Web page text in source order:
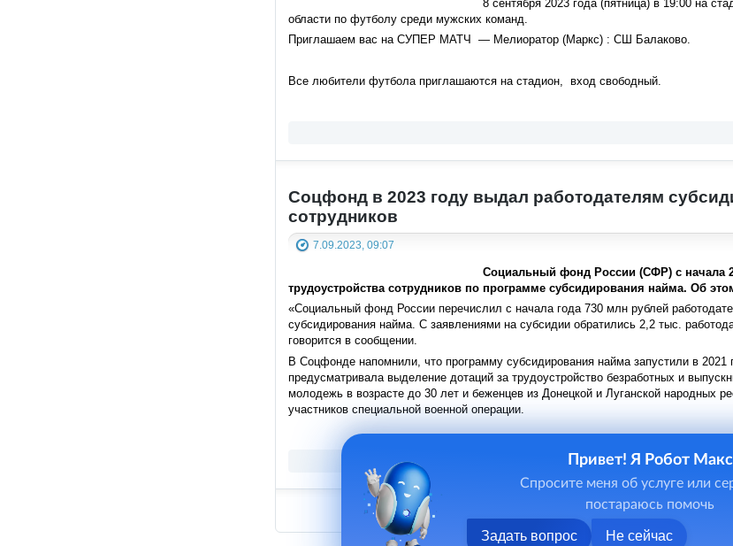
8 сентября 2023 года (пятница) в 19:00 на
области по футболу среди мужских команд.
Приглашаем вас на СУПЕР МАТЧ — Мелиоратор (Маркс) : СШ Балаково.
Все любители футбола приглашаются на стадион, вход свободный.
Соцфонд в 2023 году выдал работодателям
сотрудников
7.09.2023, 09:07
Социальный фонд России (СФР) с начала
трудоустройства сотрудников по программе субсидирования найма. Об
«Социальный фонд России перечислил с начала года 730 млн рублей
субсидирования найма. С заявлениями на субсидии обратились 2,2 тыс.
говорится в сообщении.
В Соцфонде напомнили, что программу субсидирования найма запустили в 2021
предусматривала выделение дотаций за трудоустройство безработных и
молодежь в возрасте до 30 лет и беженцев из Донецкой и Луганской народных
участников специальной военной операции.
Привет! Я Робот Макс
Спросите меня об услуге или
постараюсь помочь
Задать вопрос Не сейчас